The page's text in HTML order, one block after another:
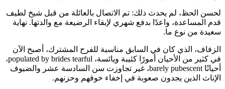
لحسن الحظ، لم يحدث ذلك: تم الاتصال بالعائلة من قبل شيخ لطيف
قدم المساعدة، واعدًا بدفع شهري لإبقاء الرضيعة مع والدتها. نهاية
سعيدة من نوع ما.
الزفاف، الذي كان في السابق مناسبة للفرح المشترك، أصبح الآن
في كثير من الأحيان أمورًا كئيبة ويائسة، populated by brides tearful،
أحيانًا barely pubescent، غير تجاوزت سن السادسة عشر والضيوف
الإناث الذين يجدون صعوبة في إخفاء خوفهم وحزنهم.